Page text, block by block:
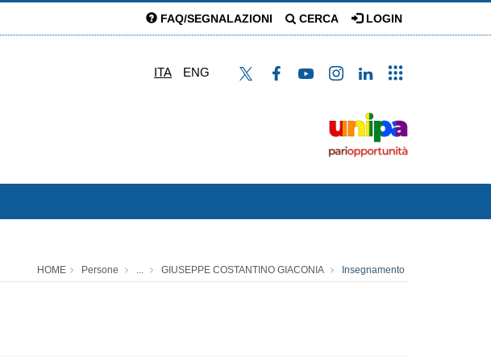
FAQ/SEGNALAZIONI CERCA LOGIN
ITA ENG
HOME Persone ... GIUSEPPE COSTANTINO GIACONIA Insegnamento